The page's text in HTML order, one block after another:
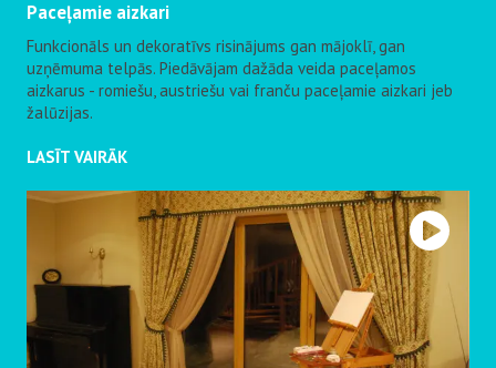
Paceļamie aizkari
Funkcionāls un dekoratīvs risinājums gan mājoklī, gan
uzņēmuma telpās. Piedāvājam dažāda veida paceļamos
aizkarus - romiešu, austriešu vai franču paceļamie aizkari jeb
žalūzijas.
LASĪT VAIRĀK